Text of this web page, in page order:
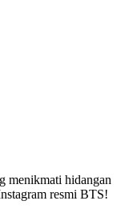
menikmati hidangan
resmi BTS!